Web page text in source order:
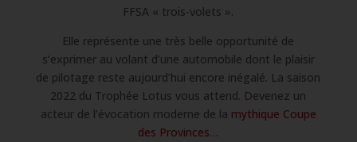
FFSA « trois-volets ».
Elle représente une très belle opportunité de
s’exprimer au volant d’une automobile dont le plaisir
de pilotage reste aujourd’hui encore inégalé. La saison
2022 du Trophée Lotus vous attend. Devenez un
acteur de l’évocation moderne de la mythique Coupe
des Provinces…